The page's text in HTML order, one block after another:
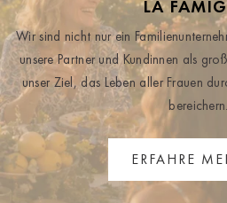
LA
Wir sind nicht nur ein
unsere Partner und Kundinnen als
unser Ziel, das Leben aller Frauen
bereichern.
ERFAHRE